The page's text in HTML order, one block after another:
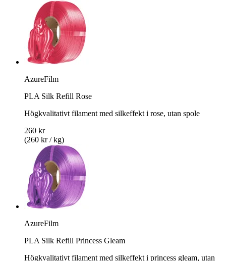
AzureFilm
PLA Silk Refill Rose
Högkvalitativt filament med silkeffekt i rose, utan spole
260 kr
(260 kr / kg)
AzureFilm
PLA Silk Refill Princess Gleam
Högkvalitativt filament med silkeffekt i princess gleam, utan